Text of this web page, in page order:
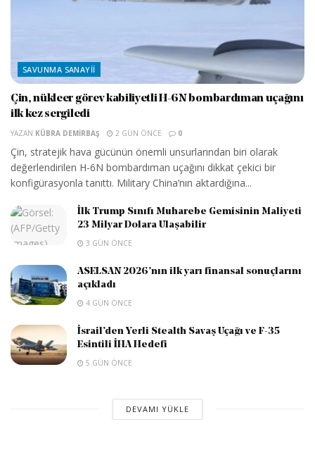
SAVUNMA SANAYII
Çin, nükleer görev kabiliyetli H-6N bombardıman uçağını
ilk kez sergiledi
YAZAN KÜBRA DEMIRBAŞ 2 GÜN ÖNCE 0
Çin, stratejik hava gücünün önemli unsurlarından biri olarak
değerlendirilen H-6N bombardıman uçağını dikkat çekici bir
konfigürasyonla tanıttı. Military China’nın aktardığına...
İlk Trump Sınıfı Muharebe Gemisinin Maliyeti
23 Milyar Dolara Ulaşabilir
3 GÜN ÖNCE
ASELSAN 2026’nın ilk yarı finansal sonuçlarını
açıkladı
4 GÜN ÖNCE
İsrail’den Yerli Stealth Savaş Uçağı ve F-35
Esintili İHA Hedefi
5 GÜN ÖNCE
DEVAMI YÜKLE